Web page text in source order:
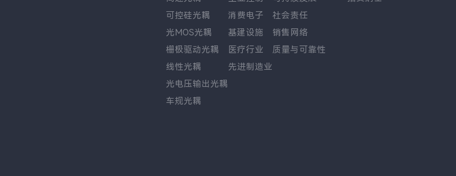
可控硅光耦
光MOS光耦
栅极驱动光耦
线性光耦
光电压输出光耦
车规光耦
消费电子
基建设施
医疗行业
先进制造业
社会责任
销售网络
质量与可靠性